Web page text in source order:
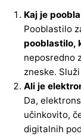
Kaj je
Pooblastilo
pooblastilo,
neposredno
zneske.
Ali je
Da,
učinkovito,
digitalnih